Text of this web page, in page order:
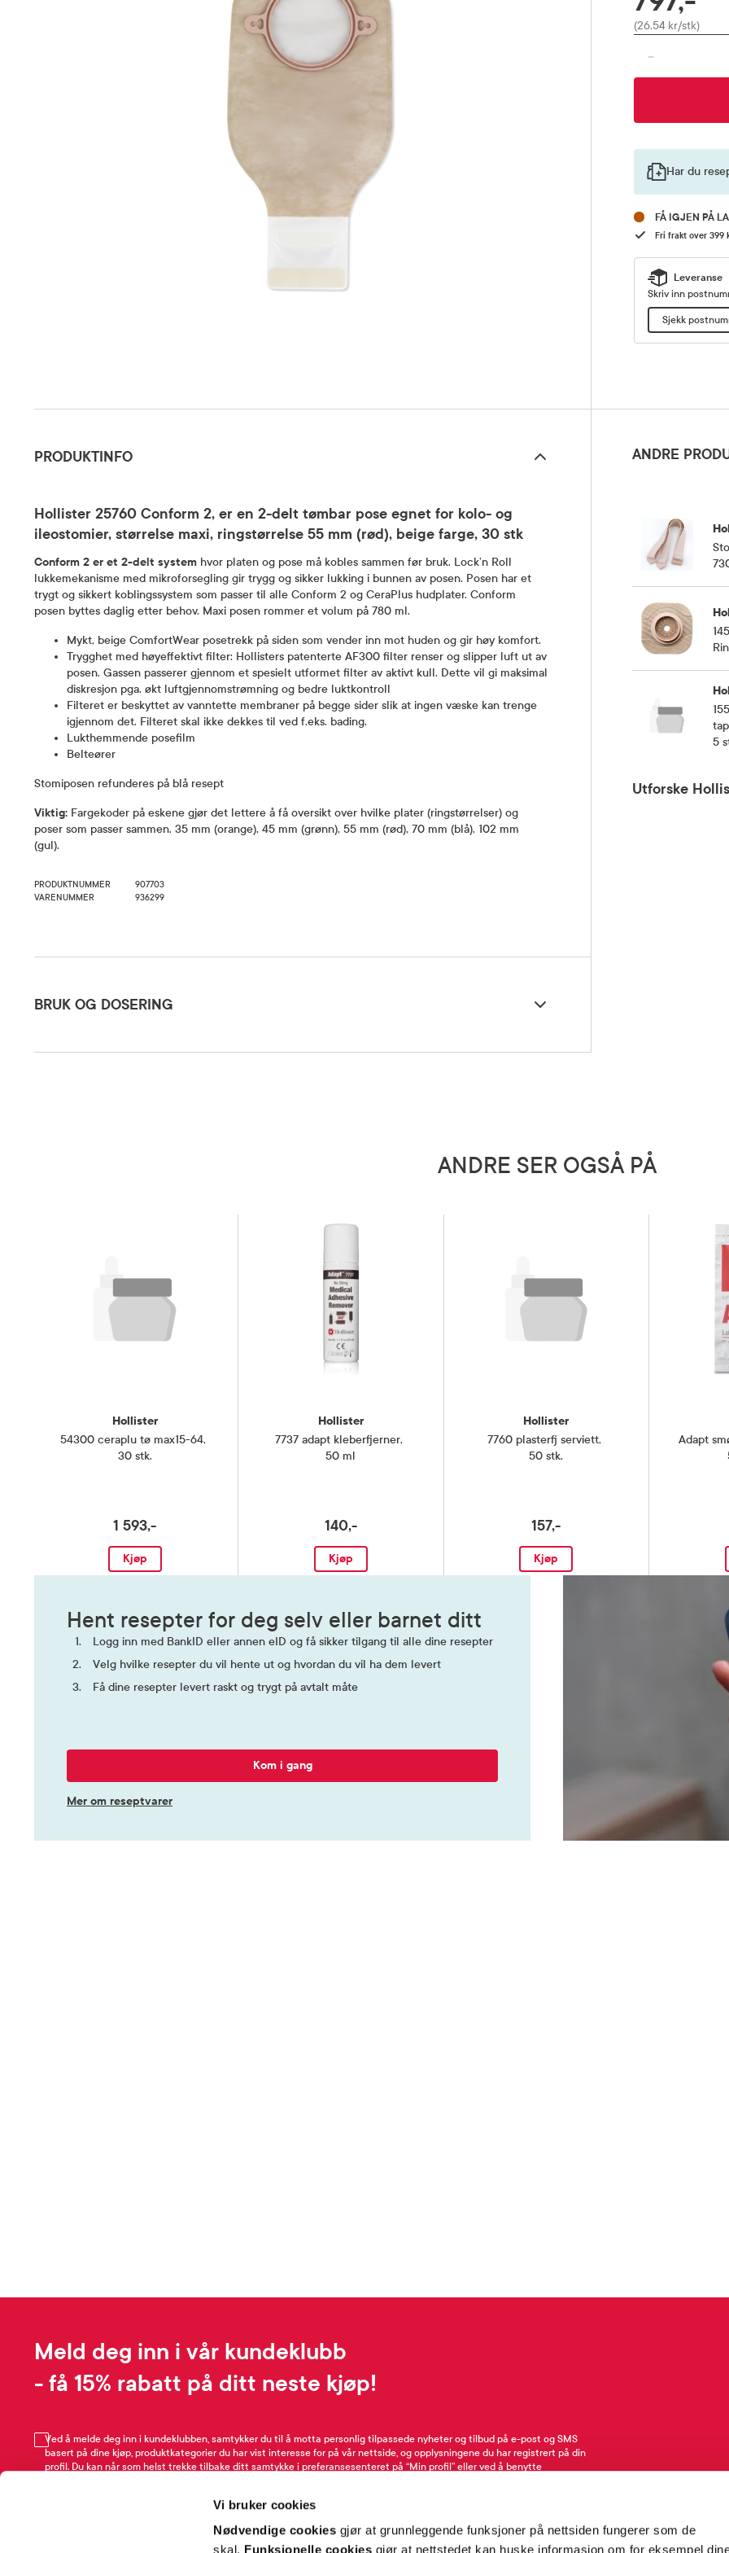
Vi bruker cookies
Nødvendige cookies gjør at grunnleggende funksjoner på nettsiden fungerer som de
skal. Funksjonelle cookies gjør at nettstedet kan huske informasjon om for eksempel
Pris
(26,54 kr/stk)
-
Har du
FÅ IGJEN PÅ
Fri frakt over 399
Leveranse
Skriv inn
Sjekk
PRODUKTINFO
Hollister 25760 Conform 2, er en 2-delt tømbar pose egnet for kolo- og
ileostomier, størrelse maxi, ringstørrelse 55 mm (rød), beige farge, 30 stk
Conform 2 er et 2-delt system hvor platen og pose må kobles sammen før bruk. Lock’n Roll
lukkemekanisme med mikroforsegling gir trygg og sikker lukking i bunnen av posen. Posen har et
trygt og sikkert koblingssystem som passer til alle Conform 2 og CeraPlus hudplater. Conform
posen byttes daglig etter behov. Maxi posen rommer et volum på 780 ml.
Mykt, beige ComfortWear posetrekk på siden som vender inn mot huden og gir høy komfort.
Trygghet med høyeffektivt filter: Hollisters patenterte AF300 filter renser og slipper luft ut av
posen. Gassen passerer gjennom et spesielt utformet filter av aktivt kull. Dette vil gi maksimal
diskresjon pga. økt luftgjennomstrømning og bedre luktkontroll
Filteret er beskyttet av vanntette membraner på begge sider slik at ingen væske kan trenge
igjennom det. Filteret skal ikke dekkes til ved f.eks. bading.
Lukthemmende posefilm
Belteører
Stomiposen refunderes på blå resept
Viktig: Fargekoder på eskene gjør det lettere å få oversikt over hvilke plater (ringstørrelser) og
poser som passer sammen. 35 mm (orange), 45 mm (grønn), 55 mm (rød), 70 mm (blå), 102 mm
(gul).
PRODUKTNUMMER
907703
VARENUMMER
936299
BRUK OG DOSERING
ANDRE
5
Utforske
ANDRE SER OGSÅ PÅ
Hollister
54300 ceraplu tø max15-64,
30 stk.
1 593,-
Kjøp
Hollister
7737 adapt kleberfjerner,
50 ml
140,-
Kjøp
Hollister
7760 plasterfj serviett,
50 stk.
157,-
Kjøp
Adapt
Hent resepter for deg selv eller barnet ditt
Logg inn med BankID eller annen eID og få sikker tilgang til alle dine resepter
Velg hvilke resepter du vil hente ut og hvordan du vil ha dem levert
Få dine resepter levert raskt og trygt på avtalt måte
Kom i gang
Mer om reseptvarer
Meld deg inn i vår kundeklubb
- få 15% rabatt på ditt neste kjøp!
Ved å melde deg inn i kundeklubben, samtykker du til å motta personlig tilpassede nyheter og tilbud på e-post og SMS
basert på dine kjøp, produktkategorier du har vist interesse for på vår nettside, og opplysningene du har registrert på din
profil. Du kan når som helst trekke tilbake ditt samtykke i preferansesenteret på “Min profil” eller ved å benytte
Meld meg på